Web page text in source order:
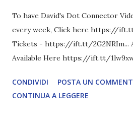
To have David's Dot Connector
every week, Click here https://
Tickets - https://ift.tt/2G2NRIm...
Available Here https://ift.tt/
COMPLETO - fonte
CONDIVIDI
POSTA UN
CONTINUA A LEGGERE